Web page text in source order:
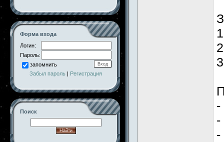
Форма входа
Логин:
Пароль:
запомнить
Забыл пароль | Регистрация
Поиск
-
-
-